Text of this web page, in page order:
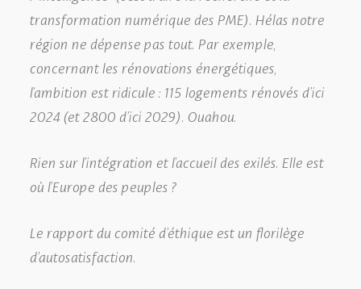
transformation numérique des PME). Hélas notre
région ne dépense pas tout. Par exemple,
concernant les rénovations énergétiques,
l’ambition est ridicule : 115 logements rénovés d’ici
2024 (et 2800 d’ici 2029). Ouahou.
Rien sur l’intégration et l’accueil des exilés. Elle est
où l’Europe des peuples ?
Le rapport du comité d’éthique est un florilège
d’autosatisfaction.